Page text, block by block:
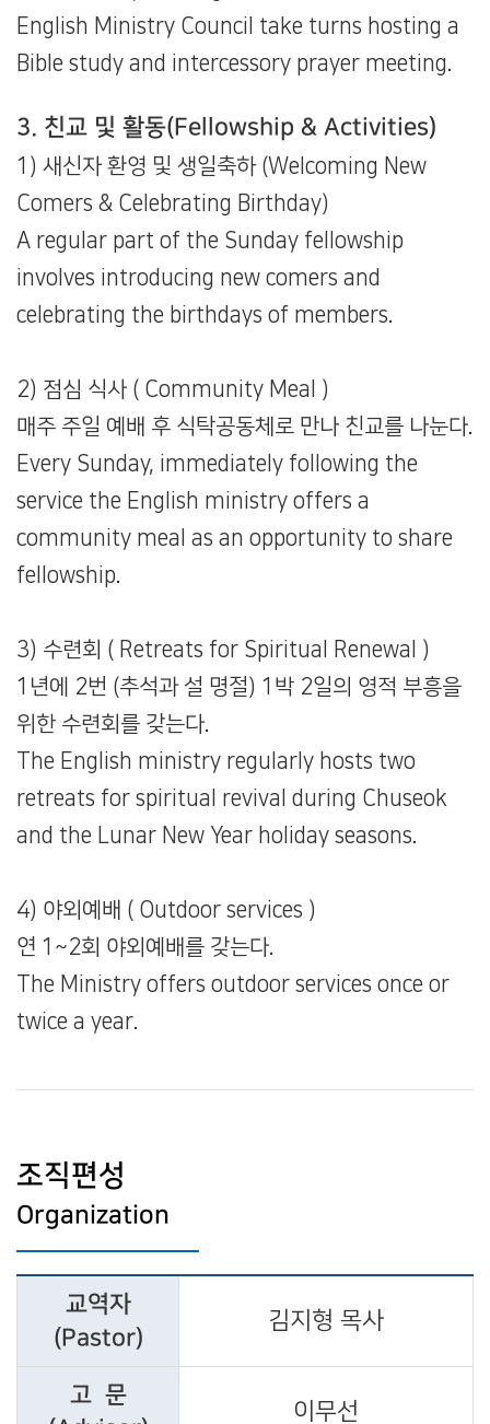
English Ministry Council take turns hosting a
Bible study and intercessory prayer meeting.
3. 친교 및 활동(Fellowship & Activities)
1) 새신자 환영 및 생일축하 (Welcoming New
Comers & Celebrating Birthday)
A regular part of the Sunday fellowship
involves introducing new comers and
celebrating the birthdays of members.
2) 점심 식사 ( Community Meal )
매주 주일 예배 후 식탁공동체로 만나 친교를 나눈다.
Every Sunday, immediately following the
service the English ministry offers a
community meal as an opportunity to share
fellowship.
3) 수련회 ( Retreats for Spiritual Renewal )
1년에 2번 (추석과 설 명절) 1박 2일의 영적 부흥을
위한 수련회를 갖는다.
The English ministry regularly hosts two
retreats for spiritual revival during Chuseok
and the Lunar New Year holiday seasons.
4) 야외예배 ( Outdoor services )
연 1~2회 야외예배를 갖는다.
The Ministry offers outdoor services once or
twice a year.
조직편성
Organization
교역자
(Pastor)
김지형 목사
고 문
이무선